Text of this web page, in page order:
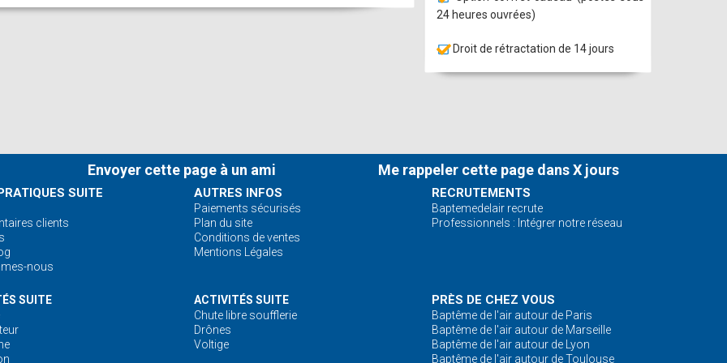
la qualité de la présentation du pilote puis la satisfaction d’avoir pris les
passer un très agréable moment !
ce prestataire
24 heures ouvrées)
Droit de rétractation de 14 jours
Envoyer cette page à un ami Me rappeler cette page dans X jours
SUITE
clients
nous
AUTRES INFOS
Paiements sécurisés
Plan du site
Conditions de ventes
Mentions Légales
RECRUTEMENTS
Baptemedelair recrute
Professionnels : Intégrer notre réseau
SUITE
ACTIVITÉS SUITE
Chute libre soufflerie
Drônes
Voltige
PRÈS DE CHEZ VOUS
Baptême de l'air autour de Paris
Baptême de l'air autour de Marseille
Baptême de l'air autour de Lyon
Baptême de l'air autour de Toulouse